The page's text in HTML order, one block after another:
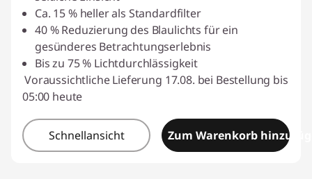
Ca. 15 % heller als Standardfilter
40 % Reduzierung des Blaulichts für ein
gesünderes Betrachtungserlebnis
Bis zu 75 % Lichtdurchlässigkeit
Voraussichtliche Lieferung 17.08. bei Bestellung bis
05:00 heute
Schnellansicht Zum Warenkorb